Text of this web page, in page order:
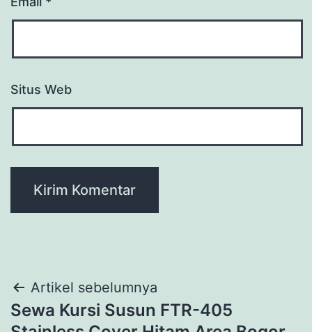
Situs Web
Navigasi
pos
Artikel sebelumnya
Sewa Kursi Susun FTR-405